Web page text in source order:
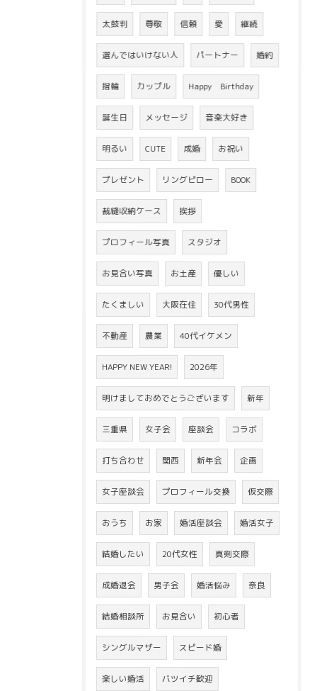
太鼓判 尊敬 信頼 愛 継続
選んではいけない人 パートナー 婚約
指輪 カップル Happy Birthday
誕生日 メッセージ 音楽大好き
明るい CUTE 成婚 お祝い
プレゼント リングピロー BOOK
裁縫収納ケース 挨拶
プロフィール写真 スタジオ
お見合い写真 お土産 優しい
たくましい 大阪在住 30代男性
不動産 農業 40代イケメン
HAPPY NEW YEAR! 2026年
明けましておめでとうございます 新年
三重県 女子会 座談会 コラボ
打ち合わせ 関西 新年会 企画
女子座談会 プロフィール交換 仮交際
おうち お家 婚活座談会 婚活女子
結婚したい 20代女性 真剣交際
成婚退会 男子会 婚活悩み 奈良
結婚相談所 お見合い 初心者
シングルマザー スピード婚
楽しい婚活 バツイチ歓迎